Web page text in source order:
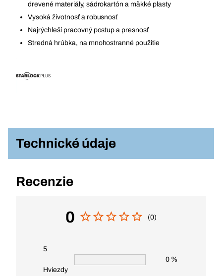
drevené materiály, sádrokartón a mäkké plasty
Vysoká životnosť a robusnosť
Najrýchleší pracovný postup a presnosť
Stredná hrúbka, na mnohostranné použitie
Technické údaje
Recenzie
0 (0)
5
Hviezdy
0 %